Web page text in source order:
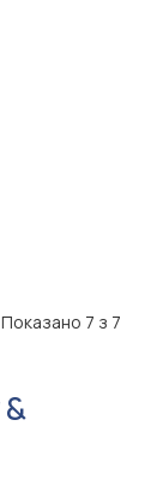
Показано 7 з 7